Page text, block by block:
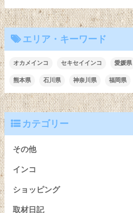
エリア・キーワード
オカメインコ セキセイインコ 愛媛県
熊本県 石川県 神奈川県 福岡県
カテゴリー
その他
インコ
ショッピング
取材日記